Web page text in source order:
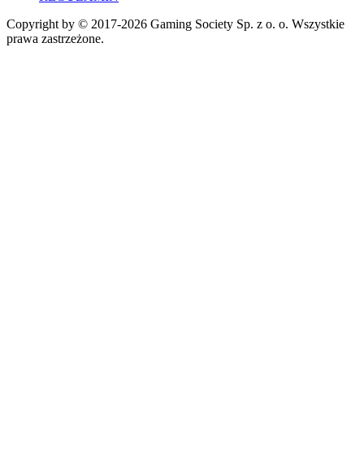
Copyright by © 2017-2026 Gaming Society Sp. z o. o. Wszystkie
prawa zastrzeżone.